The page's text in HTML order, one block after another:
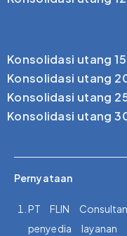
Konsolidasi utang
Konsolidasi utang
Konsolidasi utang
Konsolidasi utang
Pernyataan
PT FLIN
penyedia layanan